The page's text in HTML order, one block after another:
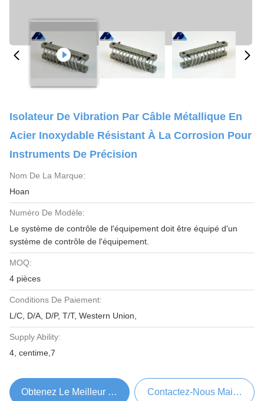
Isolateur De Vibration Par Câble Métallique En
Acier Inoxydable Résistant À La Corrosion Pour
Instruments De Précision
Nom De La Marque:
Hoan
Numéro De Modèle:
Le système de contrôle de l'équipement doit être équipé d'un
système de contrôle de l'équipement.
MOQ:
4 pièces
Conditions De Paiement:
L/C, D/A, D/P, T/T, Western Union,
Supply Ability:
4, centime,7
Obtenez Le Meilleur Prix Contactez-Nous Maintenant